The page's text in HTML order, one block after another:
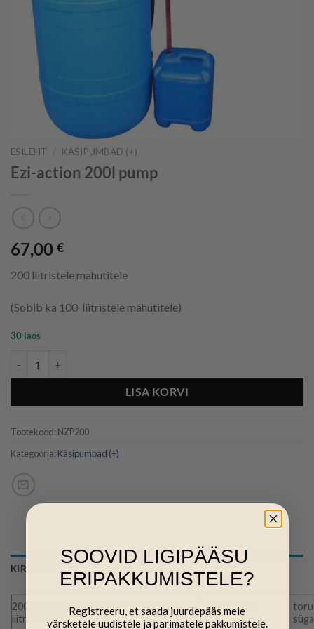
ESILEHT / KÄSIPUMBAD (+)
Ezi-action 200l pump
67,00 €
200 liitristele mahutitele
(Sobib ka 100 liitristele mahutitele)
30 laos
LISA KORVI
Tootekood: NZP200
Kategooria: Käsipumbad (+)
KIRJELDUS
200 liitristele mahutitele(Sobib ka 100
liitristele mahutitele)
jõudlus ühe
käiguga:
toru
SOOVID LIGIPÄÄSU
ERIPAKKUMISTELE?
Registreeru, et saada juurdepääs meie
värsketele uudistele ja parimatele pakkumistele.